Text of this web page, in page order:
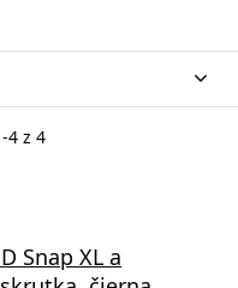
4 z 4
Snap XL a